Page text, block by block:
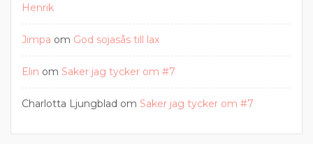
Henrik
Jimpa om God sojasås till lax
Elin om Saker jag tycker om #7
Charlotta Ljungblad om Saker jag tycker om #7